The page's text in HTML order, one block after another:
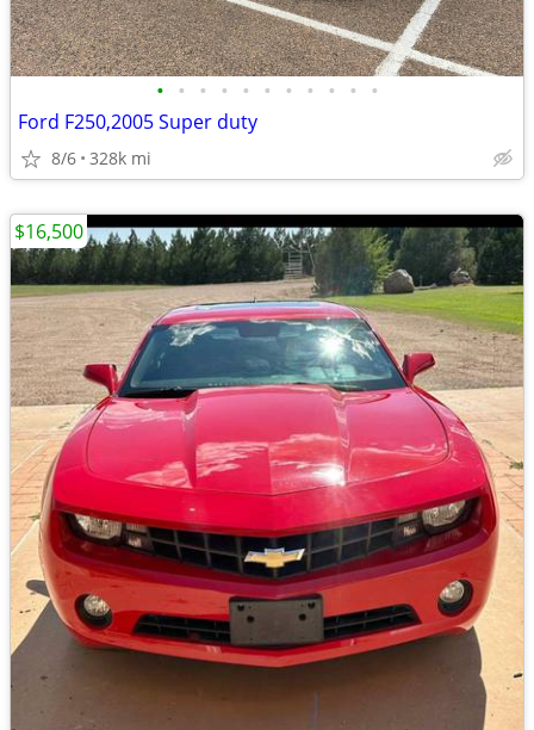
• • • • • • • • • • •
Ford F250,2005 Super duty
8/6 328k mi
$16,500